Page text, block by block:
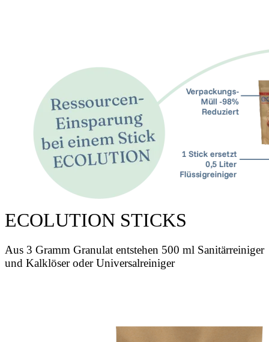
ECOLUTION STICKS
Aus 3 Gramm Granulat entstehen 500 ml Sanitärreiniger
und Kalklöser oder Universalreiniger